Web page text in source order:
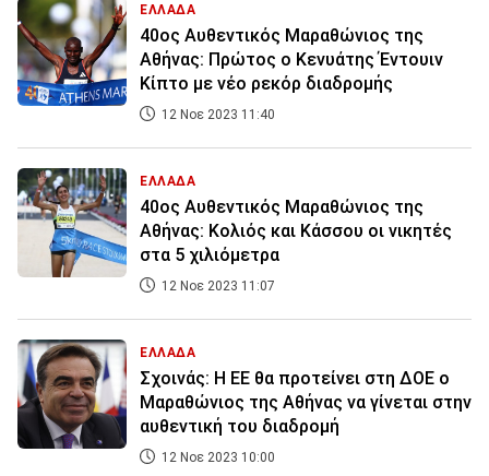
ΕΛΛΑΔΑ
40ος Αυθεντικός Μαραθώνιος της
Αθήνας: Πρώτος ο Κενυάτης Έντουιν
Κίπτο με νέο ρεκόρ διαδρομής
12 Νοε 2023 11:40
ΕΛΛΑΔΑ
40ος Αυθεντικός Μαραθώνιος της
Αθήνας: Κολιός και Κάσσου οι νικητές
στα 5 χιλιόμετρα
12 Νοε 2023 11:07
ΕΛΛΑΔΑ
Σχοινάς: Η ΕΕ θα προτείνει στη ΔΟΕ ο
Μαραθώνιος της Αθήνας να γίνεται στην
αυθεντική του διαδρομή
12 Νοε 2023 10:00